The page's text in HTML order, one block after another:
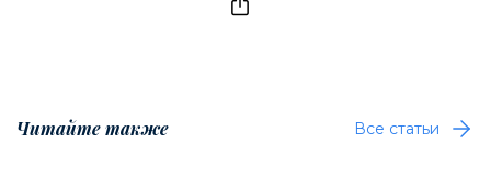
Читайте также Все статьи